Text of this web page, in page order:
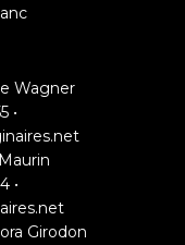
Wagner
•
•
Girodon